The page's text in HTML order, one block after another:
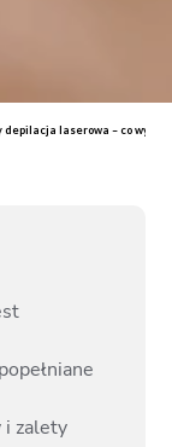
laserowa – co
i zalety